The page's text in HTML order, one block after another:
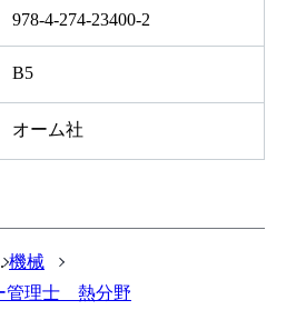
978-4-274-23400-2
B5
オーム社
機械
管理士 熱分野